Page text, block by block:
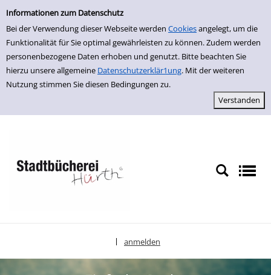
Einfache Suche
Informationen zum Datenschutz
Bei der Verwendung dieser Webseite werden Cookiesangelegt, um die
Funktionalität für Sie optimal gewährleisten zu können. Zudem werden
personenbezogene Daten erhoben und genutzt. Bitte beachten Sie
hierzu unsere allgemeine Datenschutzerklär1ung. Mit der weiteren
Nutzung stimmen Sie diesen Bedingungen zu.
zur Navigation springen
zum Inhalt springen
Zur Detailanzeige springen
anmelden